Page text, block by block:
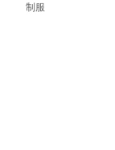
制服